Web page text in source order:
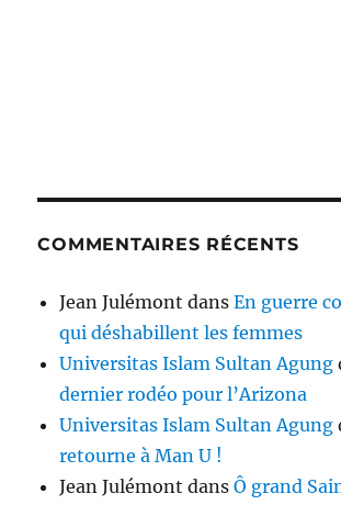
COMMENTAIRES RÉCENTS
Jean Julémont dansEn guerre
qui déshabillent les femmes
Universitas Islam Sultan Agung
dernier rodéo pour l’Arizona
Universitas Islam Sultan Agung
retourne à Man U !
Jean Julémont dansÔ grand